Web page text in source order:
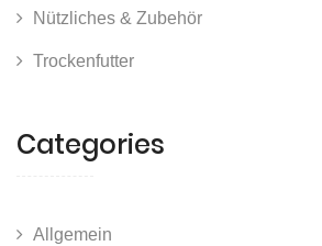
Nützliches & Zubehör
Trockenfutter
Categories
Allgemein